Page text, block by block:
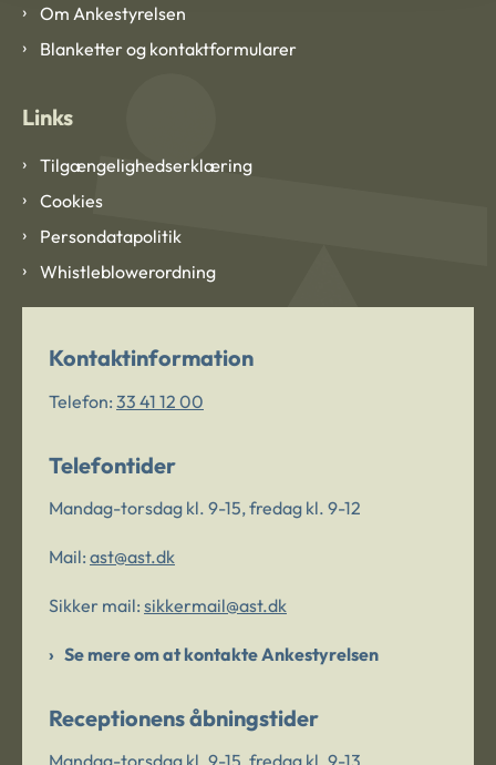
Om Ankestyrelsen
Blanketter og kontaktformularer
Links
Tilgængelighedserklæring
Cookies
Persondatapolitik
Whistleblowerordning
Kontaktinformation
Telefon: 33 41 12 00
Telefontider
Mandag-torsdag kl. 9-15, fredag kl. 9-12
Mail: ast@ast.dk
Sikker mail: sikkermail@ast.dk
Se mere om at kontakte Ankestyrelsen
Receptionens åbningstider